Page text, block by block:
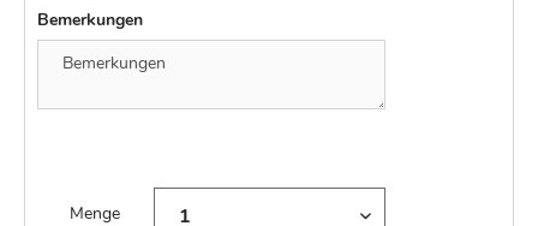
Bemerkungen
Menge